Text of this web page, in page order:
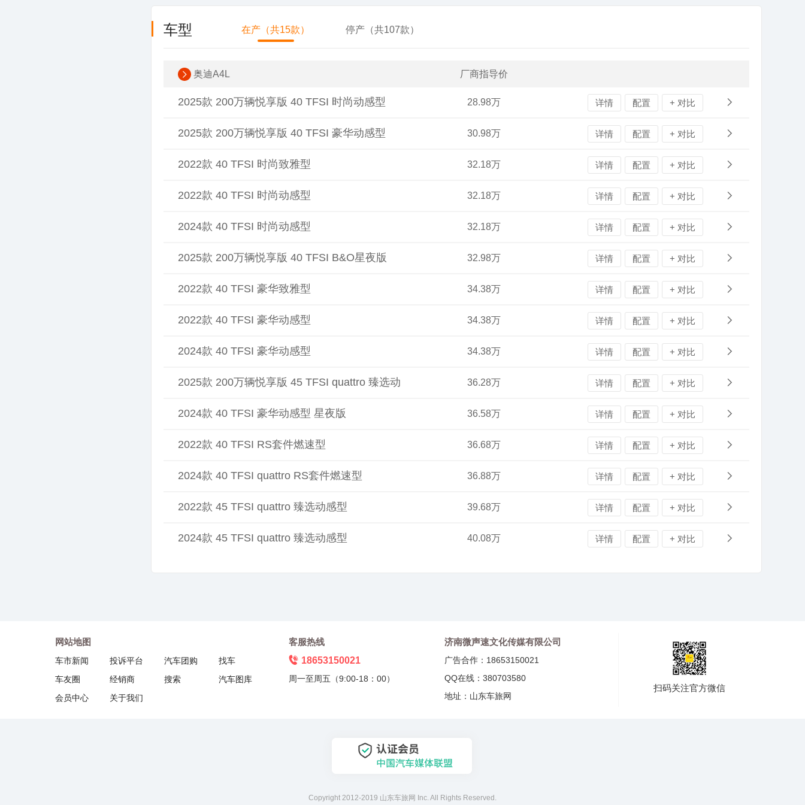
车型 在产（共15款） 停产（共107款）
奥迪A4L 厂商指导价
2025款 200万辆悦享版 40 TFSI 时尚动感型 28.98万 详情 配置 + 对比
2025款 200万辆悦享版 40 TFSI 豪华动感型 30.98万 详情 配置 + 对比
2022款 40 TFSI 时尚致雅型 32.18万 详情 配置 + 对比
2022款 40 TFSI 时尚动感型 32.18万 详情 配置 + 对比
2024款 40 TFSI 时尚动感型 32.18万 详情 配置 + 对比
2025款 200万辆悦享版 40 TFSI B&O星夜版 32.98万 详情 配置 + 对比
2022款 40 TFSI 豪华致雅型 34.38万 详情 配置 + 对比
2022款 40 TFSI 豪华动感型 34.38万 详情 配置 + 对比
2024款 40 TFSI 豪华动感型 34.38万 详情 配置 + 对比
2025款 200万辆悦享版 45 TFSI quattro 臻选动感型 36.28万 详情 配置 + 对比
2024款 40 TFSI 豪华动感型 星夜版 36.58万 详情 配置 + 对比
2022款 40 TFSI RS套件燃速型 36.68万 详情 配置 + 对比
2024款 40 TFSI quattro RS套件燃速型 36.88万 详情 配置 + 对比
2022款 45 TFSI quattro 臻选动感型 39.68万 详情 配置 + 对比
2024款 45 TFSI quattro 臻选动感型 40.08万 详情 配置 + 对比
网站地图
车市新闻 投诉平台 汽车团购
找车
车友圈
经销商 搜索
汽车图库
会员中心
关于我们
客服热线
18653150021
周一至周五（9:00-18：00）
济南微声速文化传媒有限公司
广告合作：18653150021
QQ在线：380703580
地址：山东车旅网
扫码关注官方微信
Copyright 2012-2019 山东车旅网 Inc. All Rights Reserved.